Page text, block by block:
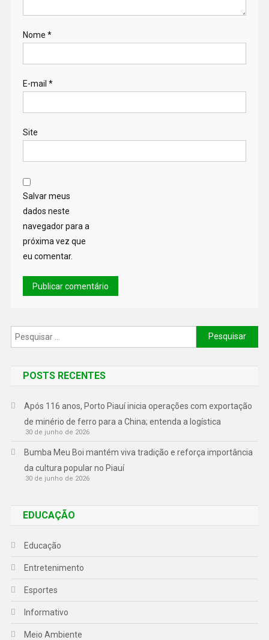
Nome *
E-mail *
Site
Salvar meus
dados neste
navegador para a
próxima vez que
eu comentar.
POSTS RECENTES
Após 116 anos, Porto Piauí inicia operações com exportação
de minério de ferro para a China; entenda a logística
30 de junho de 2026
Bumba Meu Boi mantém viva tradição e reforça importância
da cultura popular no Piauí
30 de junho de 2026
EDUCAÇÃO
Educação
Entretenimento
Esportes
Informativo
Meio Ambiente